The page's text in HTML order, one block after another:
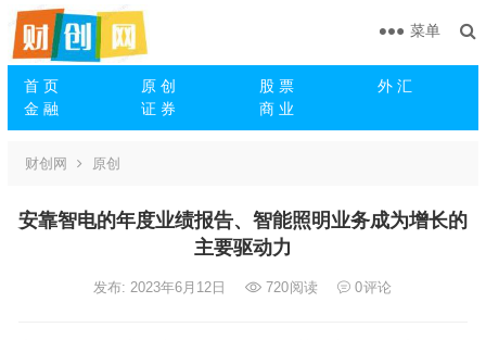
首 页 原 创 股 票
外 汇
金 融
证 券 商 业
菜单
财创网 原创
安靠智电的年度业绩报告、智能照明业务成为增长的
主要驱动力
发布: 2023年6月12日 720阅读 0评论